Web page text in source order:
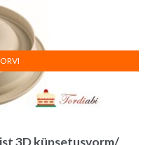
3D küpsetusvorm/